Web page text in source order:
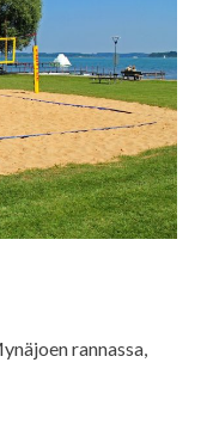
rannassa,